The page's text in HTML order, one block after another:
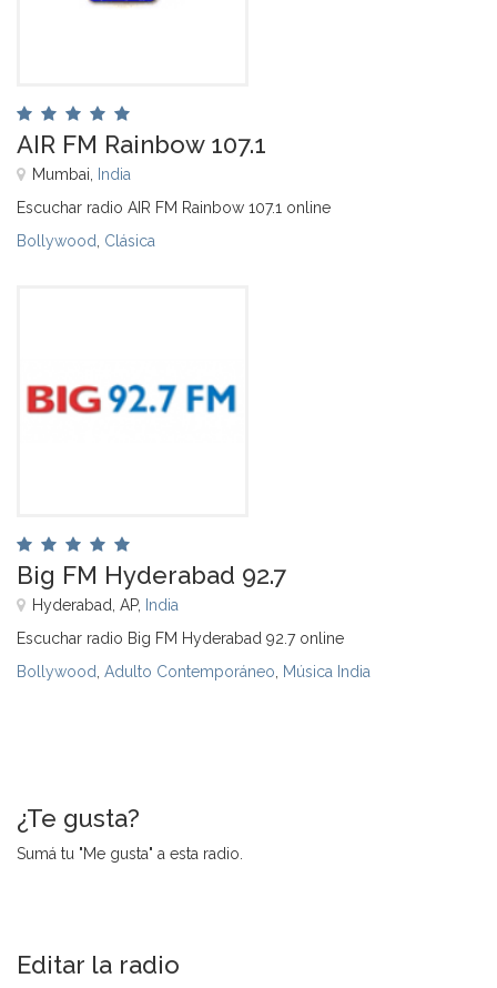
AIR FM Rainbow 107.1
Mumbai, India
Escuchar radio AIR FM Rainbow 107.1 online
Bollywood Clásica
Big FM Hyderabad 92.7
Hyderabad, AP, India
Escuchar radio Big FM Hyderabad 92.7 online
Bollywood Adulto Contemporáneo Música India
¿Te gusta?
Sumá tu "Me gusta" a esta radio.
Editar la radio